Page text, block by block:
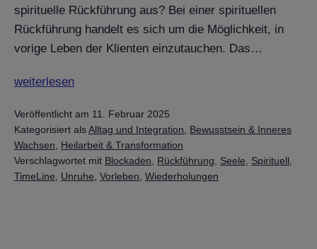
spirituelle Rückführung aus? Bei einer spirituellen
Rückführung handelt es sich um die Möglichkeit, in
vorige Leben der Klienten einzutauchen. Das…
Was
eine
spirituelle
Rückführung
und
weiterlesen
Veröffentlicht am 11. Februar 2025
Kategorisiert alsAlltag und Integration, Bewusstsein & Inneres
Wachsen, Heilarbeit & Transformation
Verschlagwortet mit Blockaden, Rückführung, Seele, Spirituell,
TimeLine, Unruhe, Vorleben, Wiederholungen